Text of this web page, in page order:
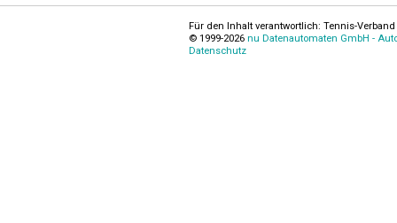
Für den Inhalt verantwortlich: Tennis-
© 1999-2026 nu Datenautomaten GmbH -
Datenschutz